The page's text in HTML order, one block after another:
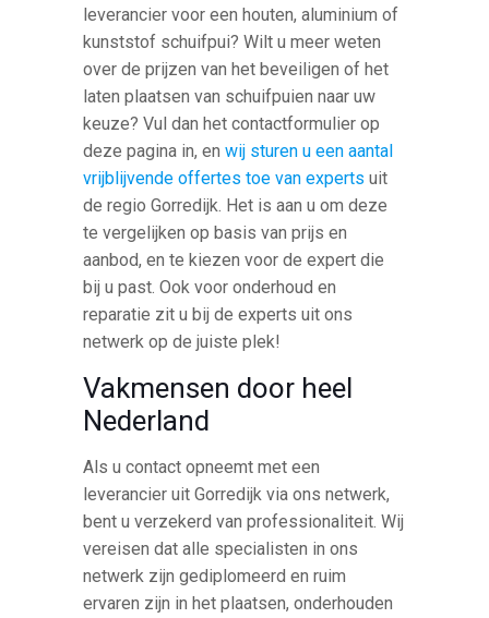
leverancier voor een houten, aluminium of
kunststof schuifpui? Wilt u meer weten
over de prijzen van het beveiligen of het
laten plaatsen van schuifpuien naar uw
keuze? Vul dan het contactformulier op
deze pagina in, enwij sturen u een aantal
vrijblijvende offertes toe van experts uit
de regio Gorredijk. Het is aan u om deze
te vergelijken op basis van prijs en
aanbod, en te kiezen voor de expert die
bij u past. Ook voor onderhoud en
reparatie zit u bij de experts uit ons
netwerk op de juiste plek!
Vakmensen door heel
Nederland
Als u contact opneemt met een
leverancier uit Gorredijk via ons netwerk,
bent u verzekerd van professionaliteit. Wij
vereisen dat alle specialisten in ons
netwerk zijn gediplomeerd en ruim
ervaren zijn in het plaatsen, onderhouden